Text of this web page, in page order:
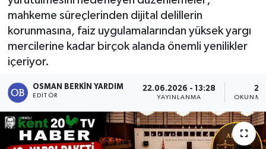
mahkeme süreçlerinden dijital delillerin
korunmasına, faiz uygulamalarından yüksek yargı
mercilerine kadar birçok alanda önemli yenilikler
içeriyor.
OSMAN BERKIN YARDIM
EDITÖR
22.06.2026 - 13:28
YAYINLANMA
2
OKUNMA